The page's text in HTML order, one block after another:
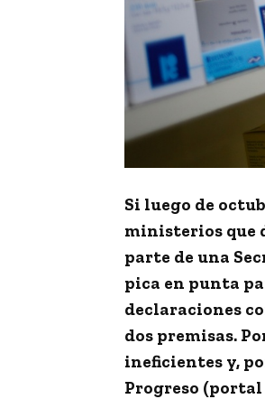
Si luego de
ministerios que
parte de una
pica en punta
declaraciones
dos premisas.
ineficientes y,
Progreso